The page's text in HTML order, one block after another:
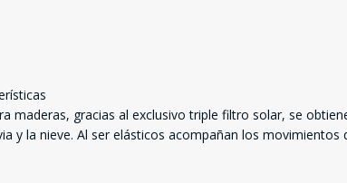
maderas, gracias al exclusivo triple filtro solar, se
y la nieve. Al ser elásticos acompañan los